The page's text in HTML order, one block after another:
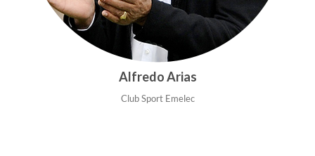
Alfredo Arias
Club Sport Emelec